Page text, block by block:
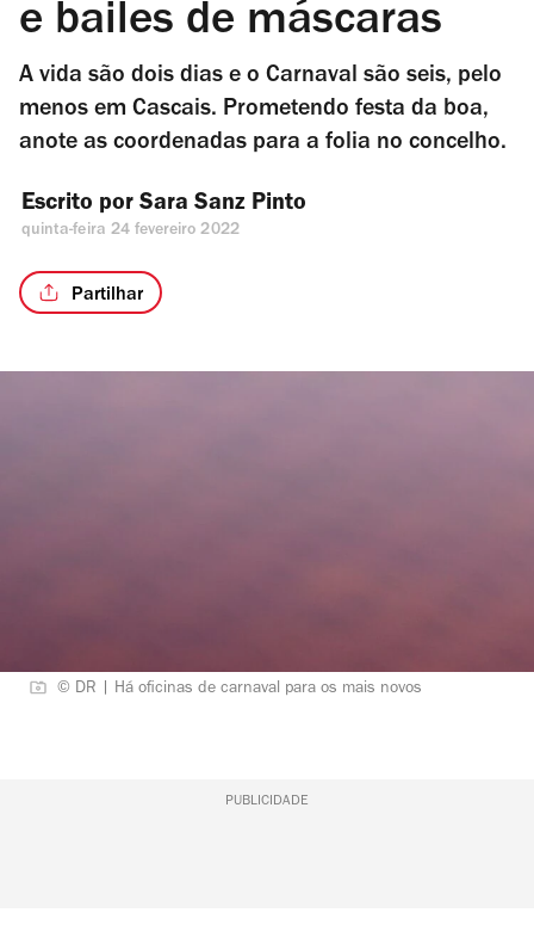
e bailes de máscaras
A vida são dois dias e o Carnaval são seis, pelo
menos em Cascais. Prometendo festa da boa,
anote as coordenadas para a folia no concelho.
Escrito por Sara Sanz Pinto
quinta-feira 24 fevereiro 2022
Partilhar
© DR | Há oficinas de carnaval para os mais novos
PUBLICIDADE